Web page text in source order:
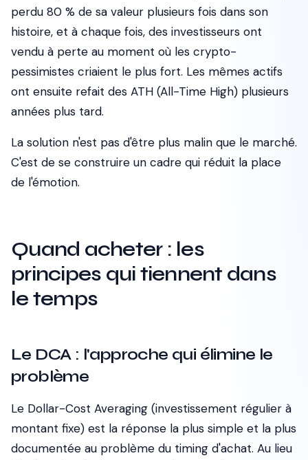
perdu 80 % de sa valeur plusieurs fois dans son
histoire, et à chaque fois, des investisseurs ont
vendu à perte au moment où les crypto-
pessimistes criaient le plus fort. Les mêmes actifs
ont ensuite refait des ATH (All-Time High) plusieurs
années plus tard.
La solution n'est pas d'être plus malin que le marché.
C'est de se construire un cadre qui réduit la place
de l'émotion.
Quand acheter : les
principes qui tiennent dans
le temps
Le DCA : l'approche qui élimine le
problème
Le Dollar-Cost Averaging (investissement régulier à
montant fixe) est la réponse la plus simple et la plus
documentée au problème du timing d'achat. Au lieu